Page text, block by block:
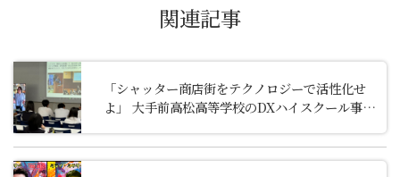
関連記事
「シャッター商店街をテクノロジーで活性化せ
よ」 大手前高松高等学校のDXハイスクール事業
した。